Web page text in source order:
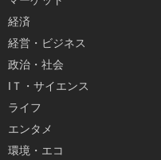
経済
経営・ビジネス
政治・社会
IＴ・サイエンス
ライフ
エンタメ
環境・エコ